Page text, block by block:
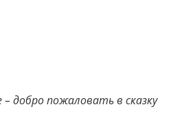
– добро пожаловать в сказку